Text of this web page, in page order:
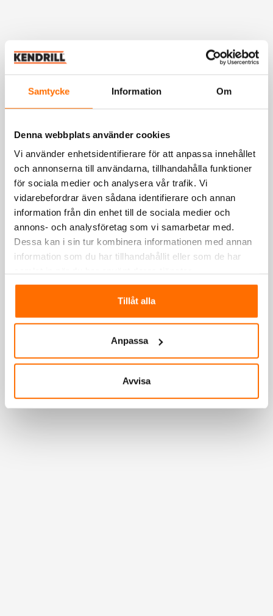
Samtycke Information Om
Denna webbplats använder cookies
Vi använder enhetsidentifierare för att anpassa innehållet
och annonserna till användarna, tillhandahålla funktioner
för sociala medier och analysera vår trafik. Vi
vidarebefordrar även sådana identifierare och annan
information från din enhet till de sociala medier och
annons- och analysföretag som vi samarbetar med.
Dessa kan i sin tur kombinera informationen med annan
information som du har tillhandahållit eller som de har
Tillåt alla
Anpassa
Avvisa